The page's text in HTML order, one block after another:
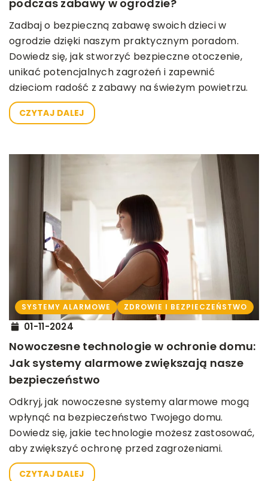
podczas zabawy w ogrodzie?
Zadbaj o bezpieczną zabawę swoich dzieci w
ogrodzie dzięki naszym praktycznym poradom.
Dowiedz się, jak stworzyć bezpieczne otoczenie,
unikać potencjalnych zagrożeń i zapewnić
dzieciom radość z zabawy na świeżym powietrzu.
CZYTAJ DALEJ
SYSTEMY ALARMOWE ZDROWIE I BEZPIECZEŃSTWO
01-11-2024
Nowoczesne technologie w ochronie domu:
Jak systemy alarmowe zwiększają nasze
bezpieczeństwo
Odkryj, jak nowoczesne systemy alarmowe mogą
wpłynąć na bezpieczeństwo Twojego domu.
Dowiedz się, jakie technologie możesz zastosować,
aby zwiększyć ochronę przed zagrożeniami.
CZYTAJ DALEJ